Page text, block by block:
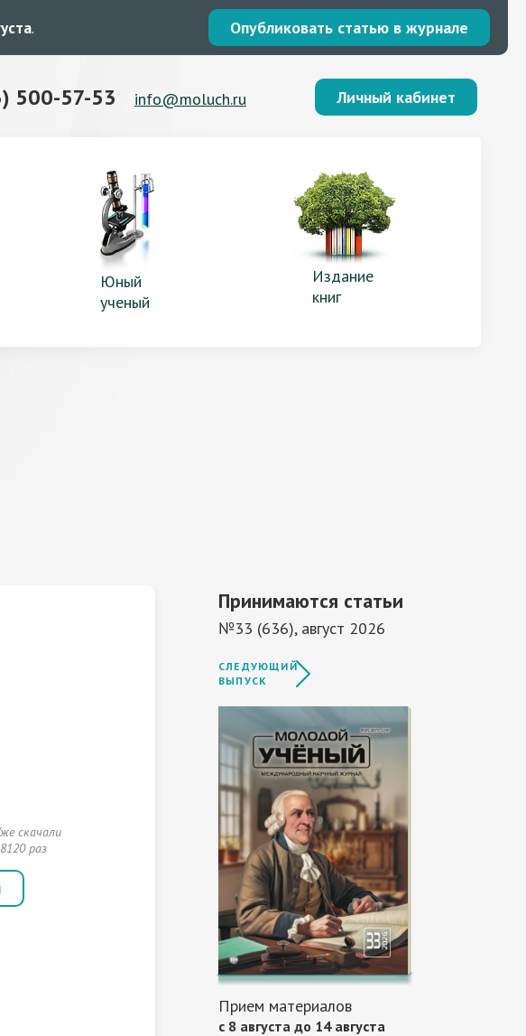
. Опубликовать статью в журнале
500-57-53 info@moluch.ru Личный кабинет
Юный
ученый
Издание
книг
скачали
раз
Принимаются статьи
№33 (636), август 2026
СЛЕДУЮЩИЙ
ВЫПУСК
Прием материалов
c 8 августа до 14 августа